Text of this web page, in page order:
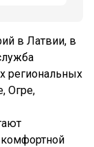
в Латвии, в
региональных
Огре,
комфортной